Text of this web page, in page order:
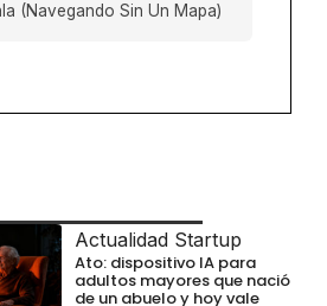
(Navegando Sin Un Mapa)
Actualidad Startup
Ato: dispositivo IA para
adultos mayores que nació
de un abuelo y hoy vale